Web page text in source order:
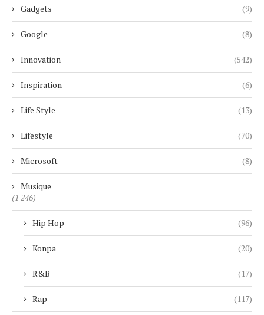
Gadgets (9)
Google (8)
Innovation (542)
Inspiration (6)
Life Style (13)
Lifestyle (70)
Microsoft (8)
Musique
(1 246)
Hip Hop (96)
Konpa (20)
R&B (17)
Rap (117)